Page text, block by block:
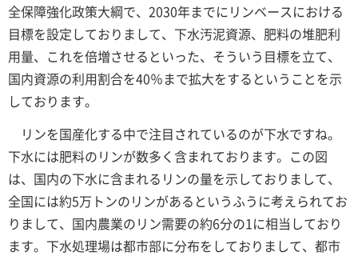
全保障強化政策大綱で、2030年までにリンベースにおける
目標を設定しておりまして、下水汚泥資源、肥料の堆肥利
用量、これを倍増させるといった、そういう目標を立て、
国内資源の利用割合を40％まで拡大をするということを示
しております。
リンを国産化する中で注目されているのが下水ですね。
下水には肥料のリンが数多く含まれております。この図
は、国内の下水に含まれるリンの量を示しておりまして、
全国には約5万トンのリンがあるというふうに考えられてお
りまして、国内農業のリン需要の約6分の1に相当しており
ます。下水処理場は都市部に分布をしておりまして、都市